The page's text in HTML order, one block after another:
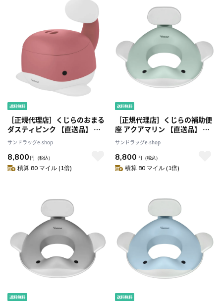
［正規代理店］くじらのおまる
ダスティピンク 【直送品】 返
品・キャンセル・他商品と同時
購入は不可
サンドラッグe-shop
8,800 円 （税込）
積算 80 マイル (1倍)
［正規代理店］くじらの補助便
座 アクアマリン 【直送品】 返
品・キャンセル・他商品と同時
購入は不可
サンドラッグe-shop
8,800 円 （税込）
積算 80 マイル (1倍)